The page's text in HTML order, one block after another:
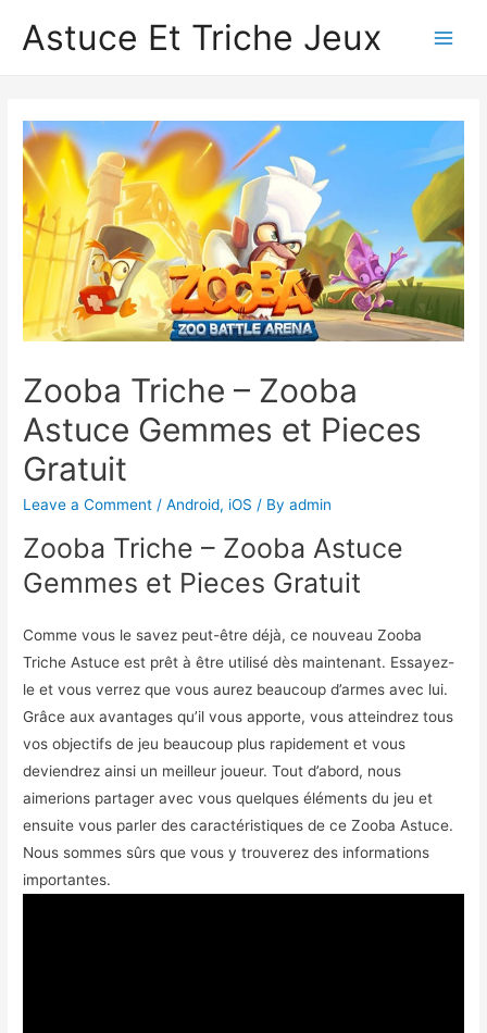
Astuce Et Triche Jeux
Zooba Triche – Zooba
Astuce Gemmes et Pieces
Gratuit
Leave a Comment /Android, iOS / Byadmin
Zooba Triche – Zooba Astuce
Gemmes et Pieces Gratuit
Comme vous le savez peut-être déjà, ce nouveau Zooba
Triche Astuce est prêt à être utilisé dès maintenant. Essayez-
le et vous verrez que vous aurez beaucoup d’armes avec lui.
Grâce aux avantages qu’il vous apporte, vous atteindrez tous
vos objectifs de jeu beaucoup plus rapidement et vous
deviendrez ainsi un meilleur joueur. Tout d’abord, nous
aimerions partager avec vous quelques éléments du jeu et
ensuite vous parler des caractéristiques de ce Zooba Astuce.
Nous sommes sûrs que vous y trouverez des informations
importantes.